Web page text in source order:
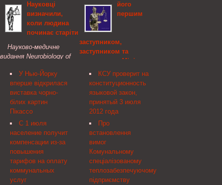
перехресті водій
автомобіля ВАЗ-21074,
при виконані повороту
ліворуч, не надав
переваги у русі та скоїв
зіткнення з автомобілем
Науковці
визначили,
коли людина
починає старіти
Науково-медичне
видання Neurobiology of
результати досліджень
американських учених,
що займалися питаннями
старіння людського
організму. Дослідникам
вдалося встановити
точний ...
У Нью-Йорку
вперше відкрилася
виставка чорно-
білих картин
Пікассо
С 1 июля
население получит
компенсации из-за
повышения
тарифов на оплату
коммунальных
услуг
вулиці Героїв УПА у
Львові повідомили міліції,
що двоє молодиків
жорстоко б'ють
безхатченка.
його
першим
заступником,
заступником та
заступником Міністра -
керівником апарату,
Міністерство
економічного розвитку і
торгівлі України
Про внесення зміни до
розподілу обов'язків між
Міністром економічного
розвитку і торгівлі, його
першим заступником,
заступником та
заступником Міністра —
керівником апарату
КСУ проверит на
конституционность
языковой закон,
принятый 3 июля
2012 года
Про
встановлення
вимог
Комунальному
спеціалізованому
теплозабезпечуючому
підприємству